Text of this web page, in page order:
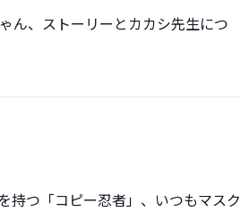
ん、ストーリーとカカシ先生につ
持つ「コピー忍者」、いつもマスク